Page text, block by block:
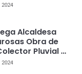
Alcaldesa
Obra de
Pluvial en